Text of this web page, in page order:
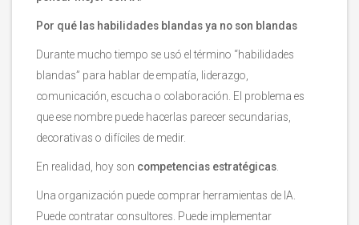
Por qué las habilidades blandas ya no son blandas
Durante mucho tiempo se usó el término “habilidades
blandas” para hablar de empatía, liderazgo,
comunicación, escucha o colaboración. El problema es
que ese nombre puede hacerlas parecer secundarias,
decorativas o difíciles de medir.
En realidad, hoy son competencias estratégicas
Una organización puede comprar herramientas de IA.
Puede contratar consultores. Puede implementar